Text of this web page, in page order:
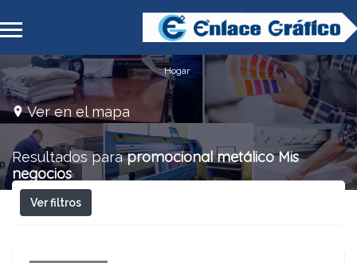
Hogar
Ver en el mapa
Resultados parapromocional metálico Mis
negocios
Ver filtros